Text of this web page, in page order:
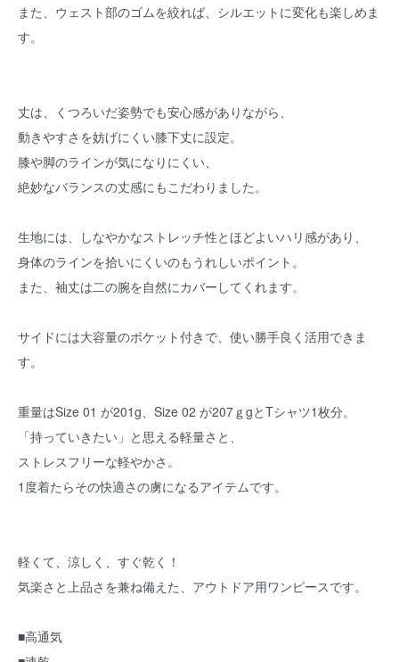
また、ウェスト部のゴムを絞れば、シルエットに変化も楽しめま
す。
丈は、くつろいだ姿勢でも安心感がありながら、
動きやすさを妨げにくい膝下丈に設定。
膝や脚のラインが気になりにくい、
絶妙なバランスの丈感にもこだわりました。
生地には、しなやかなストレッチ性とほどよいハリ感があり、
身体のラインを拾いにくいのもうれしいポイント。
また、袖丈は二の腕を自然にカバーしてくれます。
サイドには大容量のポケット付きで、使い勝手良く活用できま
す。
重量はSize 01 が201g、Size 02 が207ｇgとTシャツ1枚分。
「持っていきたい」と思える軽量さと、
ストレスフリーな軽やかさ。
1度着たらその快適さの虜になるアイテムです。
軽くて、涼しく、すぐ乾く！
気楽さと上品さを兼ね備えた、アウトドア用ワンピースです。
■高通気